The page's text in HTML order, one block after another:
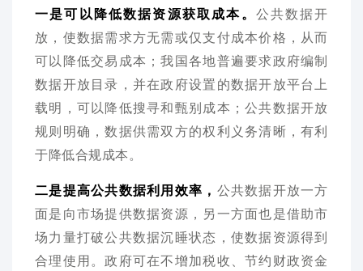
一是可以降低数据资源获取成本。 公共数据开
放，使数据需求方无需或仅支付成本价格，从而
可以降低交易成本；我国各地普遍要求政府编制
数据开放目录，并在政府设置的数据开放平台上
载明，可以降低搜寻和甄别成本；公共数据开放
规则明确，数据供需双方的权利义务清晰，有利
于降低合规成本。
二是提高公共数据利用效率， 公共数据开放一方
面是向市场提供数据资源，另一方面也是借助市
场力量打破公共数据沉睡状态，使数据资源得到
合理使用。政府可在不增加税收、节约财政资金